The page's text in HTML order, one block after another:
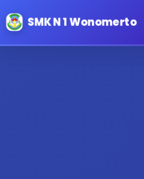
SMK N 1 Wonomerto